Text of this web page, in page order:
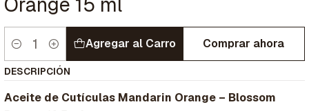
Cantidad
Agregar al Carro Comprar ahora
DESCRIPCIÓN
Aceite de Cutículas Mandarin Orange – Blossom